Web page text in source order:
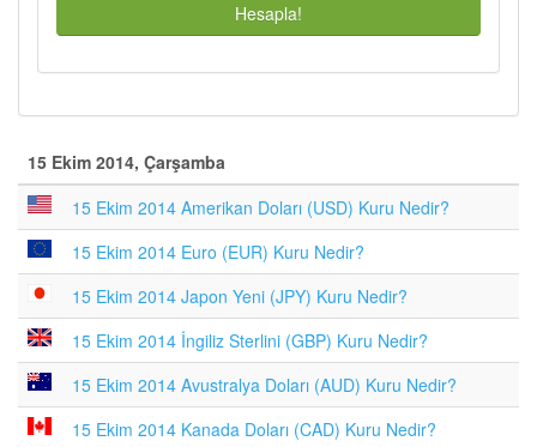
Hesapla!
15 Ekim 2014, Çarşamba
15 Ekim 2014 Amerikan Doları (USD) Kuru Nedir?
15 Ekim 2014 Euro (EUR) Kuru Nedir?
15 Ekim 2014 Japon Yeni (JPY) Kuru Nedir?
15 Ekim 2014 İngiliz Sterlini (GBP) Kuru Nedir?
15 Ekim 2014 Avustralya Doları (AUD) Kuru Nedir?
15 Ekim 2014 Kanada Doları (CAD) Kuru Nedir?